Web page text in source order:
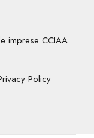
imprese CCIAA
Policy